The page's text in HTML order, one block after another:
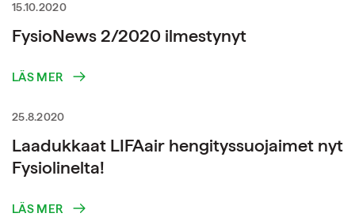
15.10.2020
FysioNews 2/2020 ilmestynyt
LÄS MER
25.8.2020
Laadukkaat LIFAair hengityssuojaimet nyt
Fysiolinelta!
LÄS MER